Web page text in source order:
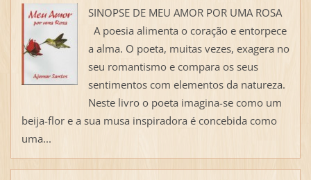
SINOPSE DE MEU AMOR POR UMA ROSA
A poesia alimenta o coração e entorpece
a alma. O poeta, muitas vezes, exagera no
seu romantismo e compara os seus
sentimentos com elementos da natureza.
Neste livro o poeta imagina-se como um
beija-flor e a sua musa inspiradora é concebida como
uma...